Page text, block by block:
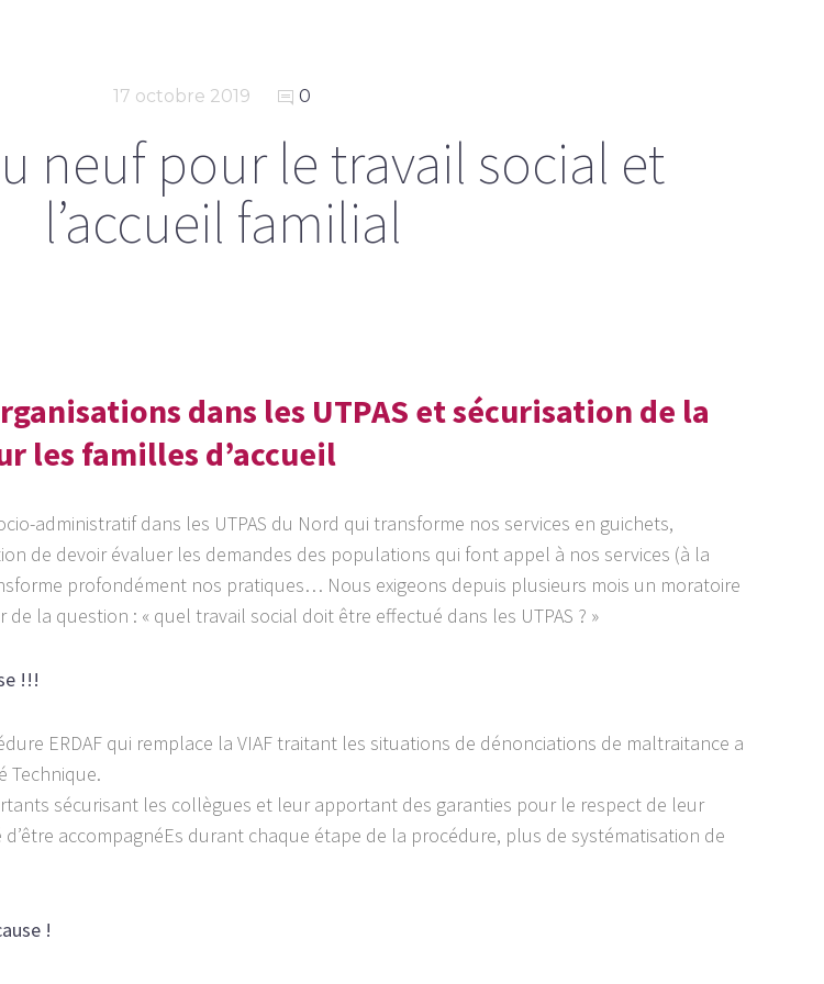
17 octobre 2019 0
neuf pour le travail social et
l’accueil familial
dans les UTPAS et sécurisation de la
les familles d’accueil
administratif dans les UTPAS du Nord qui transforme nos services en guichets,
de devoir évaluer les demandes des populations qui font appel à nos services (à la
profondément nos pratiques… Nous exigeons depuis plusieurs mois un moratoire
la question : « quel travail social doit être effectué dans les UTPAS ? »
!!!
ERDAF qui remplace la VIAF traitant les situations de dénonciations de maltraitance a
Technique.
sécurisant les collègues et leur apportant des garanties pour le respect de leur
accompagnéEs durant chaque étape de la procédure, plus de systématisation de
!